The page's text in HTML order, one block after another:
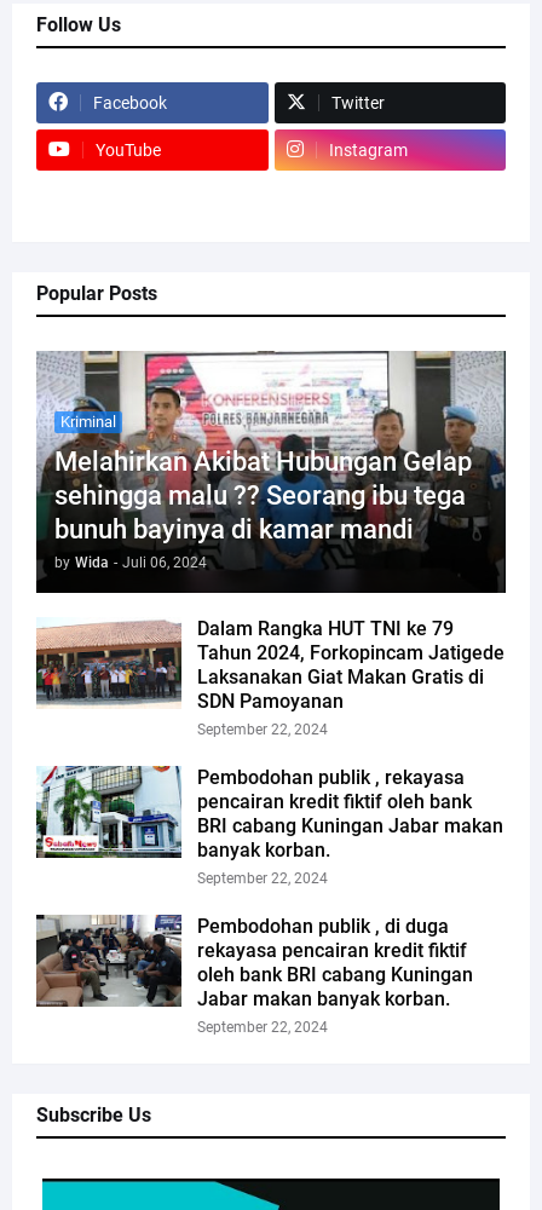
Follow Us
Facebook Twitter
YouTube Instagram
Popular Posts
Kriminal
Melahirkan Akibat Hubungan Gelap
sehingga malu ?? Seorang ibu tega
bunuh bayinya di kamar mandi
by Wida - Juli 06, 2024
Dalam Rangka HUT TNI ke 79
Tahun 2024, Forkopincam Jatigede
Laksanakan Giat Makan Gratis di
SDN Pamoyanan
September 22, 2024
Pembodohan publik , rekayasa
pencairan kredit fiktif oleh bank
BRI cabang Kuningan Jabar makan
banyak korban.
September 22, 2024
Pembodohan publik , di duga
rekayasa pencairan kredit fiktif
oleh bank BRI cabang Kuningan
Jabar makan banyak korban.
September 22, 2024
Subscribe Us